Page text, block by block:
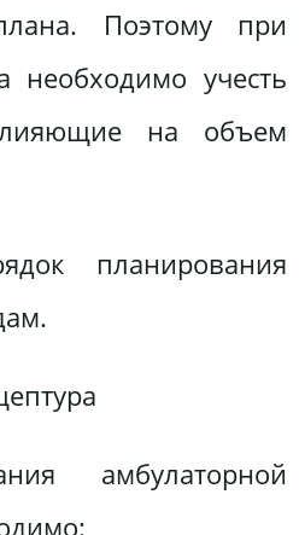
Поэтому при
необходимо учесть
на объем
планирования
амбулаторной